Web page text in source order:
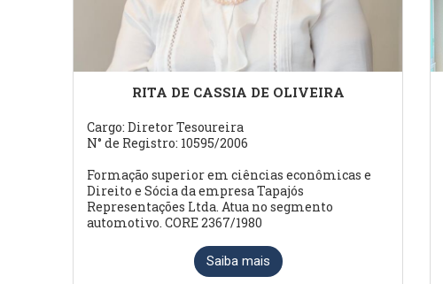
RITA DE CASSIA DE OLIVEIRA
Cargo: Diretor Tesoureira
N° de Registro: 10595/2006
Formação superior em ciências econômicas e
Direito e Sócia da empresa Tapajós
Representações Ltda. Atua no segmento
automotivo. CORE 2367/1980
Saiba mais